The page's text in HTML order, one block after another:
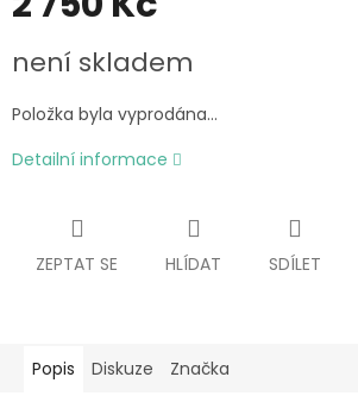
cena:
není skladem
Položka byla vyprodána…
Detailní informace
ZEPTAT SE HLÍDAT SDÍLET
Popis Diskuze Značka